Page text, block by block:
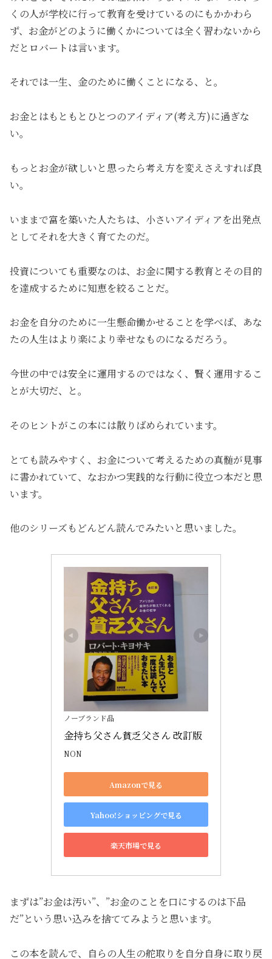
くの人が学校に行って教育を受けているのにもかかわら
ず、お金がどのように働くかについては全く習わないから
だとロバートは言います。
それでは一生、金のために働くことになる、と。
お金とはもともとひとつのアイディア(考え方)に過ぎな
い。
もっとお金が欲しいと思ったら考え方を変えさえすれば良
い。
いままで富を築いた人たちは、小さいアイディアを出発点
としてそれを大きく育てたのだ。
投資についても重要なのは、お金に関する教育とその目的
を達成するために知恵を絞ることだ。
お金を自分のために一生懸命働かせることを学べば、あな
たの人生はより楽により幸せなものになるだろう。
今世の中では安全に運用するのではなく、賢く運用するこ
とが大切だ、と。
そのヒントがこの本には散りばめられています。
とても読みやすく、お金について考えるための真髄が見事
に書かれていて、なおかつ実践的な行動に役立つ本だと思
います。
他のシリーズもどんどん読んでみたいと思いました。
ノーブランド品
金持ち父さん貧乏父さん 改訂版
NON
Amazonで見る
Yahoo!ショッピングで見る
楽天市場で見る
まずは”お金は汚い”、”お金のことを口にするのは下品
だ”という思い込みを捨ててみようと思います。
この本を読んで、自らの人生の舵取りを自分自身に取り戻